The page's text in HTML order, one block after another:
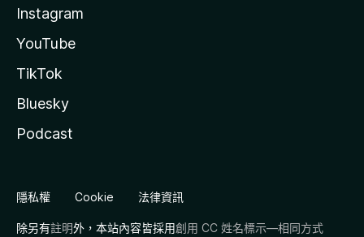
Instagram
YouTube
TikTok
Bluesky
Podcast
隱私權 Cookie 法律資訊
除另有註明外，本站內容皆採用創用 CC 姓名標示—相同方式